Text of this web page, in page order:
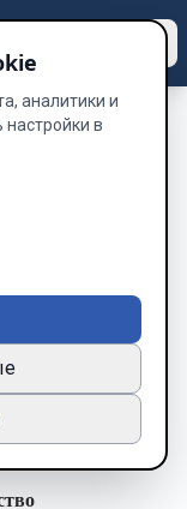
аналитики и
в